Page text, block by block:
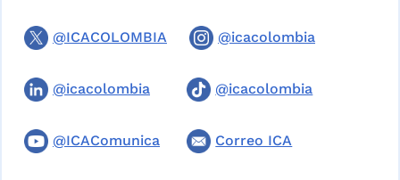
@ICACOLOMBIA @icacolombia
@icacolombia @icacolombia
@ICAComunica Correo ICA